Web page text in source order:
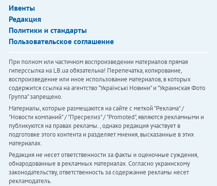
Ивенты
Редакция
Политики и стандарты
Пользовательское соглашение
При полном или частичном воспроизведении материалов прямая
гиперссылка на LB.ua обязательна! Перепечатка, копирование,
воспроизведение или иное использование материалов, в которых
содержится ссылка на агентство "Українськi Новини" и "Украинская Фото
Группа" запрещено.
Материалы, которые размещаются на сайте с меткой "Реклама" /
"Новости компаний" / "Пресрелиз" / "Promoted", являются рекламными и
публикуются на правах рекламы. , однако редакция участвует в
подготовке этого контента и разделяет мнения, высказанные в этих
материалах.
Редакция не несет ответственности за факты и оценочные суждения,
обнародованные в рекламных материалах. Согласно украинскому
законодательству, ответственность за содержание рекламы несет
рекламодатель.